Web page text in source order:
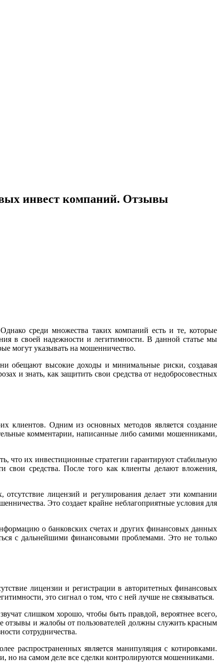
инвест компаний. Отзывы
среди множества таких компаний есть и те, которые
в своей надежности и легитимности. В данной статье мы
могут указывать на мошенничество.
обещают высокие доходы и минимальные риски, создавая
и знать, как защитить свои средства от недобросовестных
клиентов. Одним из основных методов является создание
комментарии, написанные либо самими мошенниками,
что их инвестиционные стратегии гарантируют стабильную
свои средства. После того как клиенты делают вложения,
лицензий и регулирования делает эти компании
Это создает крайне неблагоприятные условия для
о банковских счетах и других финансовых данных
с дальнейшими финансовыми проблемами. Это не только
лицензии и регистрации в авторитетных финансовых
это сигнал о том, что с ней лучше не связываться.
слишком хорошо, чтобы быть правдой, вероятнее всего,
отзывы и жалобы от пользователей должны служить красным
сотрудничества.
распространенных является манипуляция с котировками.
но на самом деле все сделки контролируются мошенниками.